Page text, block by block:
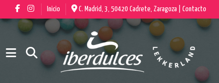
Inicio C. Madrid, 3, 50420 Cadrete, Zaragoza | Contacto